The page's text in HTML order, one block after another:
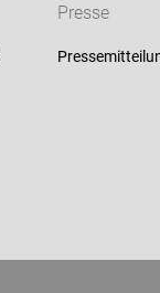
Presse